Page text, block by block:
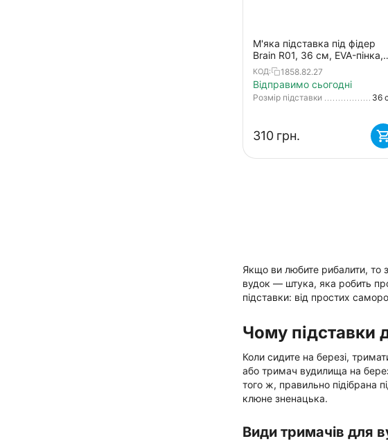
М'яка підставка під фідер
Brain R01, 36 см, EVA-пінка,
універсальне різьбове
кріплення
КОД: 1858.82.27
Відправимо сьогодні
Розмір підставки 36
‍310‍ грн.
Якщо ви любите рибалити, то
вудок — штука, яка робить
підставки: від простих
Чому
Коли сидите на березі,
або тримач вудилища на
того ж, правильно підібрана
клюне зненацька.
Види тримачів для